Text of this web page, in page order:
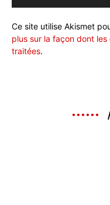
Ce site utilise Akismet
plus sur la façon dont
traitées.